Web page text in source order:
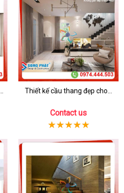
Thiết kế cầu thang đẹp cho...
Contact us